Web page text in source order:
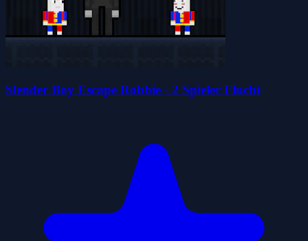
Slender Boy Escape Robbie - 2 Spieler Flucht